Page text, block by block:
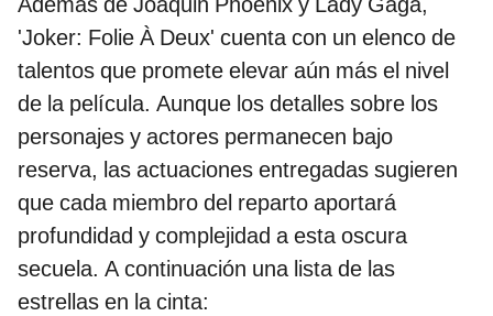
'Joker: Folie À Deux' cuenta con un elenco de
talentos que promete elevar aún más el nivel
de la película. Aunque los detalles sobre los
personajes y actores permanecen bajo
reserva, las actuaciones entregadas sugieren
que cada miembro del reparto aportará
profundidad y complejidad a esta oscura
secuela. A continuación una lista de las
estrellas en la cinta: